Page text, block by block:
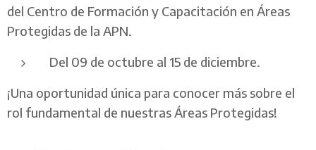
del Centro de Formación y Capacitación en Áreas
Protegidas de la APN.
Del 09 de octubre al 15 de diciembre.
¡Una oportunidad única para conocer más sobre el
rol fundamental de nuestras Áreas Protegidas!